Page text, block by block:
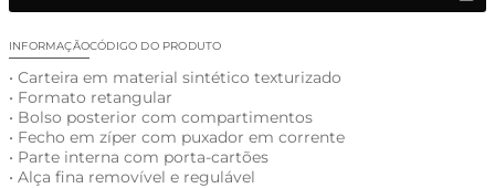
INFORMAÇÃOCÓDIGO DO PRODUTO
• Carteira em material sintético texturizado
• Formato retangular
• Bolso posterior com compartimentos
• Fecho em zíper com puxador em corrente
• Parte interna com porta-cartões
• Alça fina removível e regulável